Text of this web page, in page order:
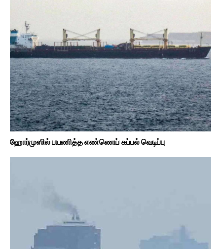
ஹோர்முஸில் பயணித்த எண்ணெய் கப்பல் வெடிப்பு